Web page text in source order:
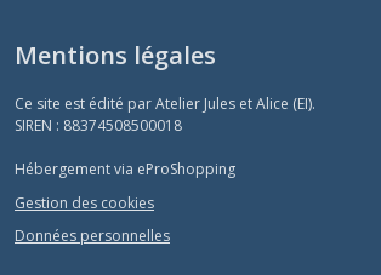
Mentions légales
Ce site est édité par Atelier Jules et Alice (EI).
SIREN : 88374508500018
Hébergement via eProShopping
Gestion des cookies
Données personnelles